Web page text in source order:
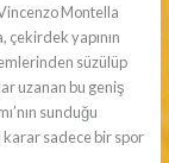
Montella
çekirdek yapının
süzülüp
uzanan bu geniş
sunduğu
karar sadece bir spor